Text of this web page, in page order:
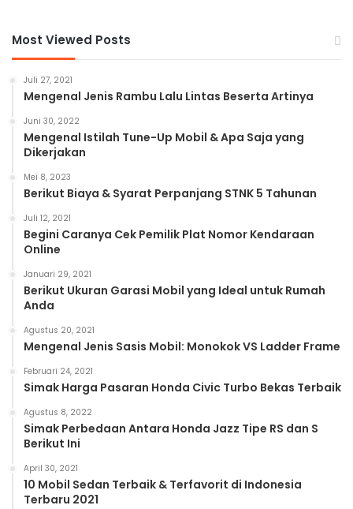
Most Viewed Posts
Juli 27, 2021
Mengenal Jenis Rambu Lalu Lintas Beserta Artinya
Juni 30, 2022
Mengenal Istilah Tune-Up Mobil & Apa Saja yang
Dikerjakan
Mei 8, 2023
Berikut Biaya & Syarat Perpanjang STNK 5 Tahunan
Juli 12, 2021
Begini Caranya Cek Pemilik Plat Nomor Kendaraan
Online
Januari 29, 2021
Berikut Ukuran Garasi Mobil yang Ideal untuk Rumah
Anda
Agustus 20, 2021
Mengenal Jenis Sasis Mobil: Monokok VS Ladder Frame
Februari 24, 2021
Simak Harga Pasaran Honda Civic Turbo Bekas Terbaik
Agustus 8, 2022
Simak Perbedaan Antara Honda Jazz Tipe RS dan S
Berikut Ini
April 30, 2021
10 Mobil Sedan Terbaik & Terfavorit di Indonesia
Terbaru 2021